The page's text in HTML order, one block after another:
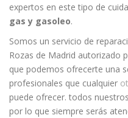
expertos en este tipo de
gas y gasoleo.
Somos un servicio de
Rozas de Madrid autorizado
que podemos ofrecerte una
profesionales que cualquier
puede ofrecer. todos
por lo que siempre serás